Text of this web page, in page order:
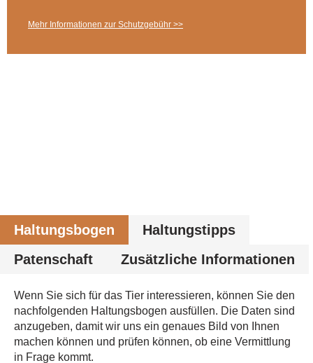
Mehr Informationen zur Schutzgebühr >>
Haltungsbogen
Haltungstipps
Patenschaft
Zusätzliche Informationen
Wenn Sie sich für das Tier interessieren, können Sie den
nachfolgenden Haltungsbogen ausfüllen. Die Daten sind
anzugeben, damit wir uns ein genaues Bild von Ihnen
machen können und prüfen können, ob eine Vermittlung
in Frage kommt.